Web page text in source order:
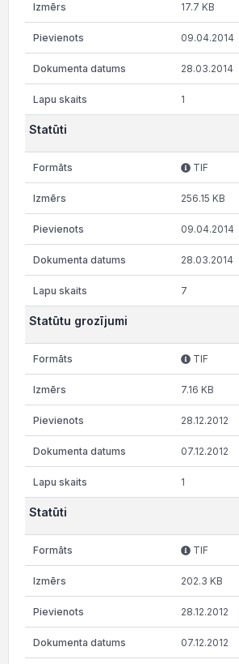
17.7 KB
09.04.2014
28.03.2014
1
Statūti
TIF
256.15 KB
09.04.2014
28.03.2014
7
Statūtu grozījumi
TIF
7.16 KB
28.12.2012
07.12.2012
1
Statūti
TIF
202.3 KB
28.12.2012
07.12.2012